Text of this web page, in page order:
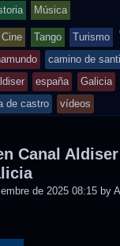
Música
Tango Turismo
camino de
españa Galicia
de castro vídeos
Canal
de 2025 08:15 by